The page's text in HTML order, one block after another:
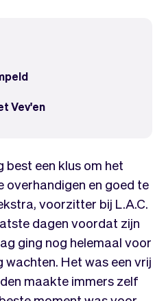
Vev'en
best een klus om het
overhandigen en goed te
voorzitter bij L.A.C.
dagen voordat zijn
ging nog helemaal voor
wachten. Het was een vrij
maakte immers zelf